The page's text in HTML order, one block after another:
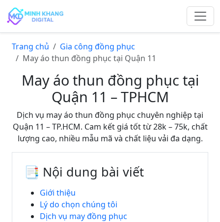
Trang chủ
Gia công đồng phục
May áo thun đồng phục tại Quận 11
May áo thun đồng phục tại
Quận 11 – TPHCM
Dịch vụ may áo thun đồng phục chuyên nghiệp tại
Quận 11 – TP.HCM. Cam kết giá tốt từ 28k – 75k, chất
lượng cao, nhiều mẫu mã và chất liệu vải đa dạng.
📑 Nội dung bài viết
Giới thiệu
Lý do chọn chúng tôi
Dịch vụ may đồng phục